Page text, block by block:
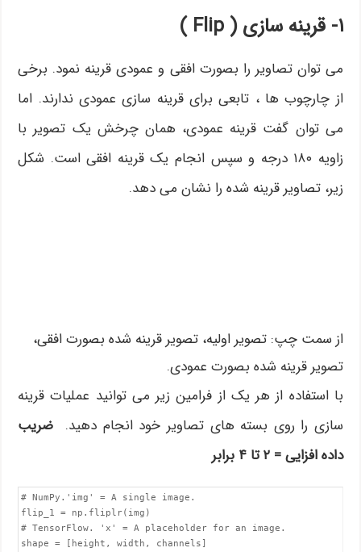
۱- قرینه سازی ( Flip
)
می توان تصاویر را بصورت افقی و عمودی قرینه نمود. برخی
از چارچوب ها ، تابعی برای قرینه سازی عمودی ندارند. اما
می توان گفت قرینه عمودی، همان چرخش یک تصویر با
زاویه ۱۸۰ درجه و سپس انجام یک قرینه افقی است. شکل
زیر، تصاویر قرینه شده را نشان می دهد.
از سمت چپ: تصویر اولیه، تصویر قرینه شده بصورت افقی،
تصویر قرینه شده بصورت عمودی.
با استفاده از هر یک از فرامین زیر می توانید عملیات قرینه
سازی را روی بسته های تصاویر خود انجام دهید. ضریب
داده افزایی = ۲ تا ۴ برابر
# NumPy.'img' = A single image.
flip_1 = np.fliplr(img)
# TensorFlow. 'x' = A placeholder for an image.
shape = [height, width, channels]